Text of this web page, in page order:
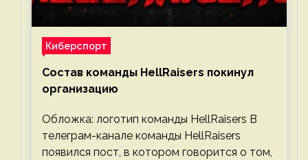
Киберспорт
Состав команды HellRaisers покинул
организацию
Обложка: логотип команды HellRaisers В
телеграм-канале команды HellRaisers
появился пост, в котором говорится о том,